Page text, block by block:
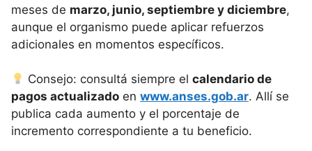
meses de marzo, junio, septiembre y diciembre,
aunque el organismo puede aplicar refuerzos
adicionales en momentos específicos.
Consejo: consultá siempre elcalendario de
pagos actualizado en www.anses.gob.ar. Allí se
publica cada aumento y el porcentaje de
incremento correspondiente a tu beneficio.